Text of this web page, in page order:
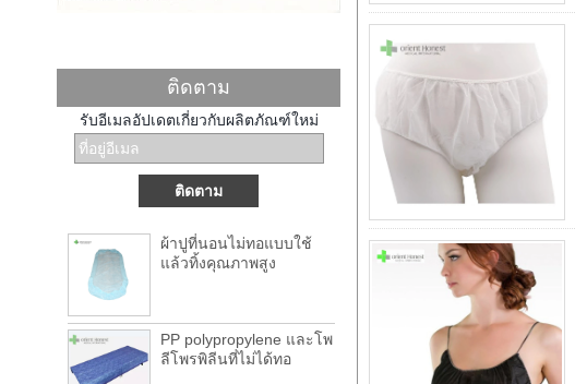
ใหญ่กล่อง ยังคงจำนวนมากต่างประเทศค้า
ผู้ข...
ยินดีต้อนรับสู่การเยี่ยมชมที่งาน China
Canton Fair ครั้งที่ 123
เราขอเชิญคุณเข้าร่วมงาน Canton Fair งาน
แสดงสินค้าทางการแพทย์แบบใช้แล้วทิ้งซึ่ง
อุตสาหกรรมคอมโพสิตทั่วโลกจะถึง 39.1 พัน
ล้านดอลลาร์สหรัฐ โดย 2022
คอมโพสิตตลาดโลกถึง 39.1 พันล้านดอลลาร์
สหรัฐ โดย 2022 และการผสมอัตราการเติบโต
ประจำ...
ติดตาม
รับอีเมลอัปเดตเกี่ยวกับผลิตภัณฑ์ใหม่
ผ้าปูที่นอนไม่ทอแบบใช้
แล้วทิ้งคุณภาพสูง
PP polypropylene และโพ
ลีโพรพิลีนที่ไม่ได้ทอ